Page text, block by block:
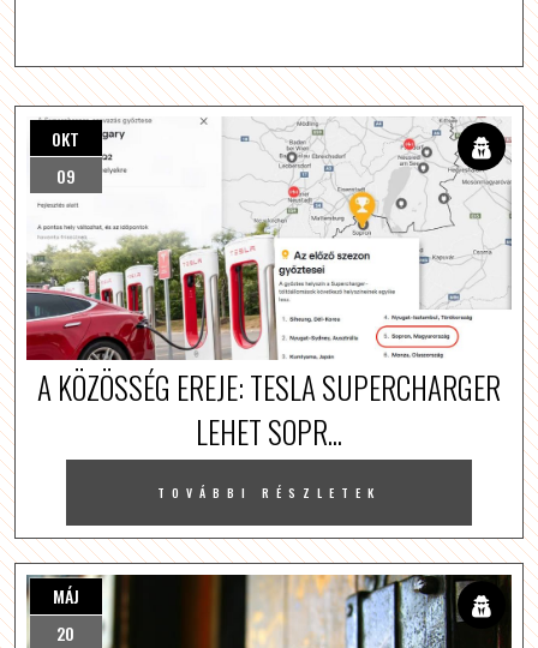
OKT
09
A KÖZÖSSÉG EREJE: TESLA SUPERCHARGER
LEHET SOPR...
TOVÁBBI RÉSZLETEK
MÁJ
20